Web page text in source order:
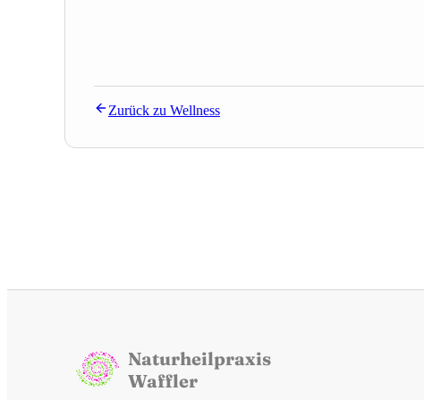
Zurück zu Wellness
Naturheilpraxis
Waffler